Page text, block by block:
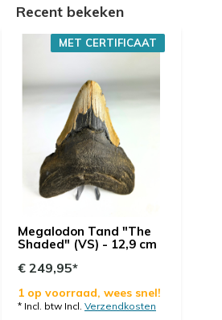
Recent bekeken
Megalodon Tand "The
Shaded" (VS) - 12,9 cm
MET CERTIFICAAT
€ 249,95*
1 op voorraad, wees snel!
* Incl. btw Incl. Verzendkosten